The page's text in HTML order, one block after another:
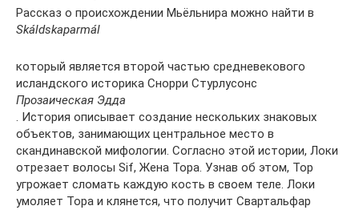
Рассказ о происхождении Мьёльнира можно найти в
Skáldskaparmál
который является второй частью средневекового
исландского историка Снорри Стурлусонс
Прозаическая Эдда
. История описывает создание нескольких знаковых
объектов, занимающих центральное место в
скандинавской мифологии. Согласно этой истории, Локи
отрезает волосы Sif, Жена Тора. Узнав об этом, Тор
угрожает сломать каждую кость в своем теле. Локи
умоляет Тора и клянется, что получит Свартальфар